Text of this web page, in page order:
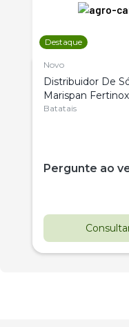
Destaque
Novo
Distribuidor De
Marispan
Citrus
Batatais
Pergunte ao